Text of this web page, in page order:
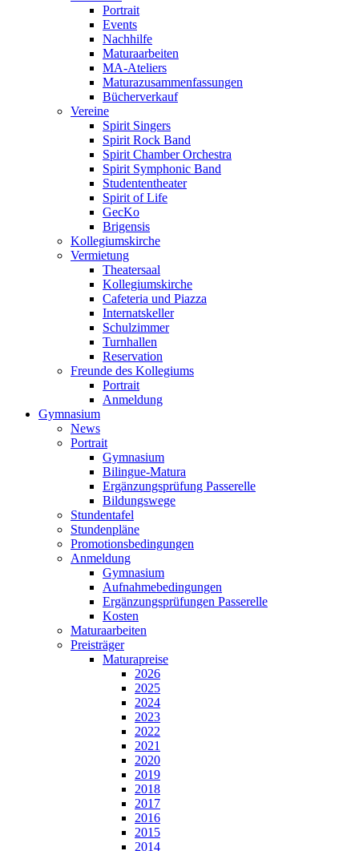
Portrait
Events
Nachhilfe
Maturaarbeiten
MA-Ateliers
Maturazusammenfassungen
Bücherverkauf
Vereine
Spirit Singers
Spirit Rock Band
Spirit Chamber Orchestra
Spirit Symphonic Band
Studententheater
Spirit of Life
GecKo
Brigensis
Kollegiumskirche
Vermietung
Theatersaal
Kollegiumskirche
Cafeteria und Piazza
Internatskeller
Schulzimmer
Turnhallen
Reservation
Freunde des Kollegiums
Portrait
Anmeldung
Gymnasium
News
Portrait
Gymnasium
Bilingue-Matura
Ergänzungsprüfung Passerelle
Bildungswege
Stundentafel
Stundenpläne
Promotionsbedingungen
Anmeldung
Gymnasium
Aufnahmebedingungen
Ergänzungsprüfungen Passerelle
Kosten
Maturaarbeiten
Preisträger
Maturapreise
2026
2025
2024
2023
2022
2021
2020
2019
2018
2017
2016
2015
2014